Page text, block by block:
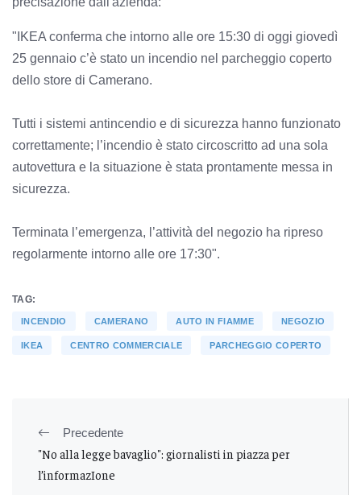
"IKEA conferma che intorno alle ore 15:30 di oggi giovedì
25 gennaio c’è stato un incendio nel parcheggio coperto
dello store di Camerano.
Tutti i sistemi antincendio e di sicurezza hanno funzionato
correttamente; l’incendio è stato circoscritto ad una sola
autovettura e la situazione è stata prontamente messa in
sicurezza.
Terminata l’emergenza, l’attività del negozio ha ripreso
regolarmente intorno alle ore 17:30".
TAG:
INCENDIO CAMERANO AUTO IN FIAMME NEGOZIO
IKEA CENTRO COMMERCIALE PARCHEGGIO COPERTO
Precedente
"No alla legge bavaglio": giornalisti in piazza per
l’informazIone